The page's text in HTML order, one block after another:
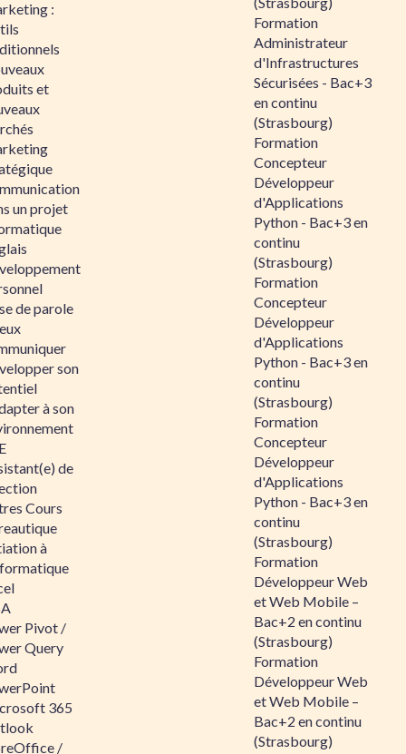
:
et
un projet
de parole
son
à son
de
Cours
à
Pivot /
Query
365
/
Formation
Administrateur
d'Infrastructures
Sécurisées - Bac+3
en continu
(Strasbourg)
Formation
Concepteur
Développeur
d'Applications
Python - Bac+3 en
continu
(Strasbourg)
Formation
Concepteur
Développeur
d'Applications
Python - Bac+3 en
continu
(Strasbourg)
Formation
Concepteur
Développeur
d'Applications
Python - Bac+3 en
continu
(Strasbourg)
Formation
Développeur Web
et Web Mobile –
Bac+2 en continu
(Strasbourg)
Formation
Développeur Web
et Web Mobile –
Bac+2 en continu
(Strasbourg)